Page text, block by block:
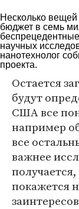
Несколько вещей
бюджет в семь
научных
нанотехнолог
проекта.
Остается
будут
США все
например
все
важнее
покажется